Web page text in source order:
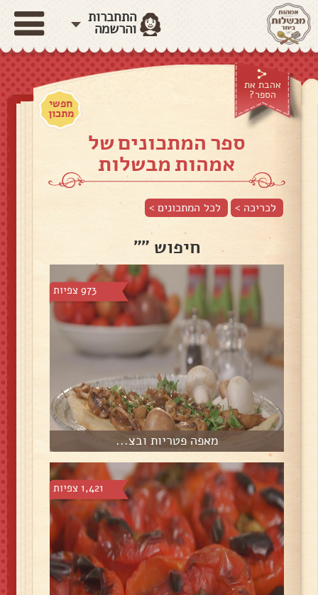
התחברות
והרשמה
אהבת את
הספר?
חפשי
מתכון
ספר המתכונים של
אמהות מבשלות
לכריכה > לכל המתכונים >
חיפוש ""
973 צפיות
מאפה פטריות ובצ...
1,421 צפיות